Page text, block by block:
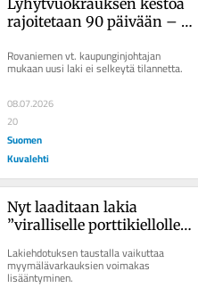
rajoitetaan 90 päivään –
Rovaniemen vt. kaupunginjohtajan
mukaan uusi laki ei selkeytä tilannetta.
08.07.2026
20
Suomen
Kuvalehti
Nyt laaditaan lakia
”viralliselle porttikiellolle”
jatkuvaan varasteluun ja
uhkailuun
Lakiehdotuksen taustalla vaikuttaa
myymälävarkauksien voimakas
lisääntyminen.